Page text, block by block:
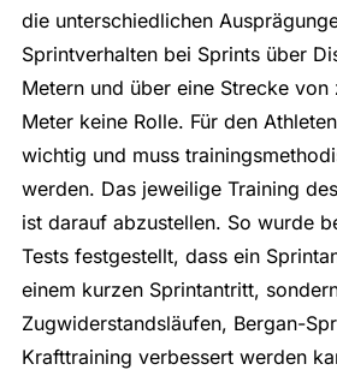
die unterschiedlichen
Sprintverhalten bei Sprints über
Metern und über eine Strecke
Meter keine Rolle. Für den
wichtig und muss
werden. Das jeweilige Training
ist darauf abzustellen. So wurde
Tests festgestellt, dass ein
einem kurzen Sprintantritt,
Zugwiderstandsläufen, Bergan-
Krafttraining verbessert werden